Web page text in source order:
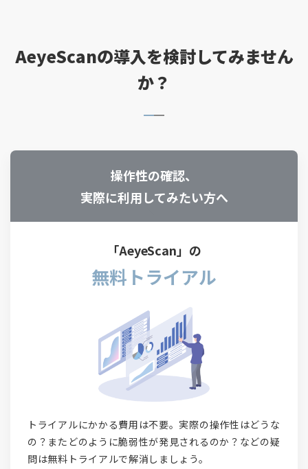
AeyeScanの導入を検討してみません
か？
操作性の確認、
実際に利用してみたい方へ
「AeyeScan」の
無料トライアル
トライアルにかかる費用は不要。実際の操作性はどうな
の？またどのように脆弱性が発見されるのか？などの疑
問は無料トライアルで解消しましょう。